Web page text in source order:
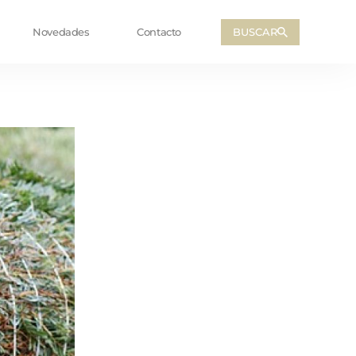
Novedades Contacto BUSCAR